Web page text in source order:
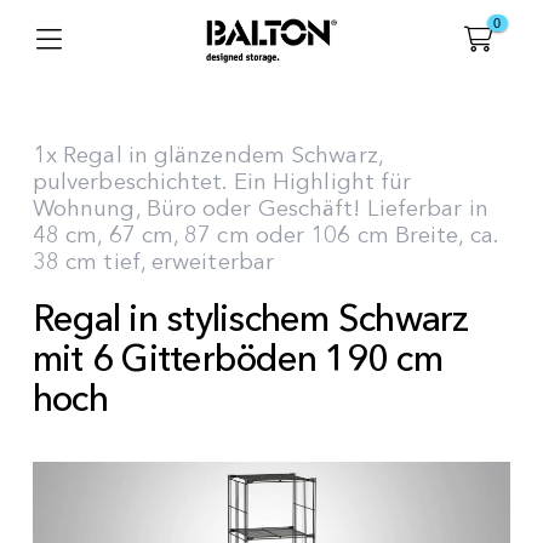
0
1x Regal in glänzendem Schwarz,
pulverbeschichtet. Ein Highlight für
Wohnung, Büro oder Geschäft! Lieferbar in
48 cm, 67 cm, 87 cm oder 106 cm Breite, ca.
38 cm tief, erweiterbar
Regal in stylischem Schwarz
mit 6 Gitterböden 190 cm
hoch